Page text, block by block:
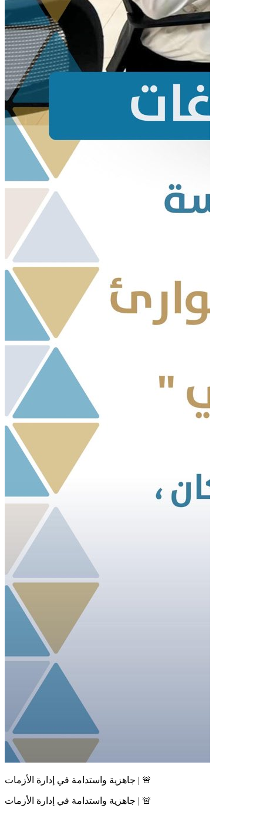
جاهزية واستدامة في إدارة الأزمات | 🚨
جاهزية واستدامة في إدارة الأزمات | 🚨